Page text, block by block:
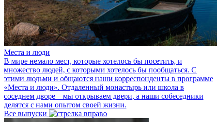
Места и люди
В мире немало мест, которые хотелось бы посетить, и
множество людей, с которыми хотелось бы пообщаться. С
этими людьми и общаются наши корреспонденты в программе
«Места и люди». Отдаленный монастырь или школа в
соседнем дворе – мы открываем двери, а наши собеседники
делятся с нами опытом своей жизни.
Все выпуски